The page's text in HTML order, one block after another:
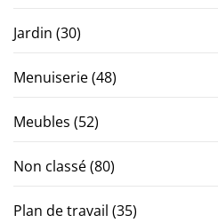
Jardin (30)
Menuiserie(48)
Meubles (52)
Non classé(80)
Plan de travail (35)